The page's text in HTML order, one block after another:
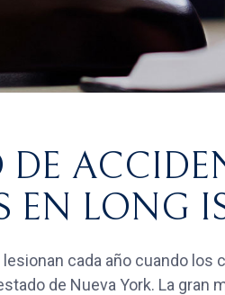
EN LONG
cada año cuando
de Nueva York. La gran